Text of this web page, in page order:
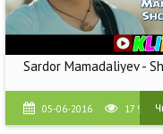
Sardor Mamadaliyev -
05-06-2016 17 905